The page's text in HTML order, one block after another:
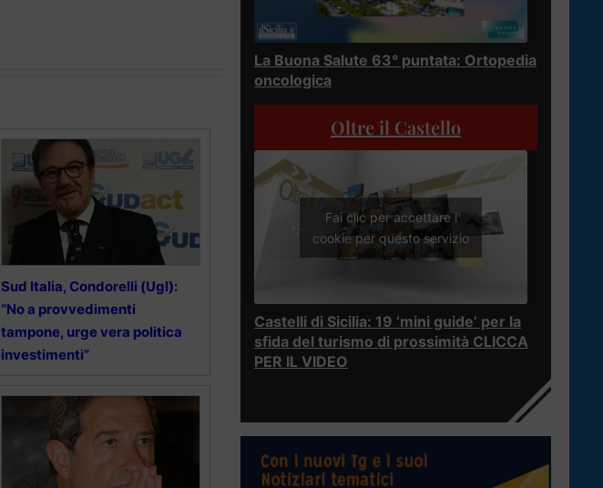
Sud Italia, Condorelli (Ugl):
“No a provvedimenti
tampone, urge vera politica
investimenti”
La Buona Salute 63° puntata: Ortopedia
oncologica
Oltre il Castello
Fai clic per accettare i
cookie per questo servizio
Castelli di Sicilia: 19 ‘mini guide’ per la
sfida del turismo di prossimità CLICCA
PER IL VIDEO